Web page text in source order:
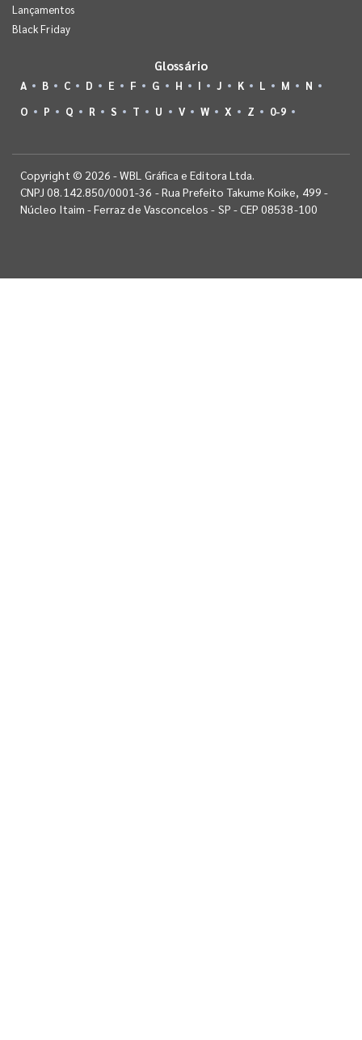
Lançamentos
Black Friday
Glossário
A B C D E F G H I J K L M
N
O
P Q R S T U V W X Z 0-9
Copyright © 2026 - WBL Gráfica e Editora Ltda.
CNPJ 08.142.850/0001-36 - Rua Prefeito Takume Koike, 499 -
Núcleo Itaim - Ferraz de Vasconcelos - SP - CEP 08538-100